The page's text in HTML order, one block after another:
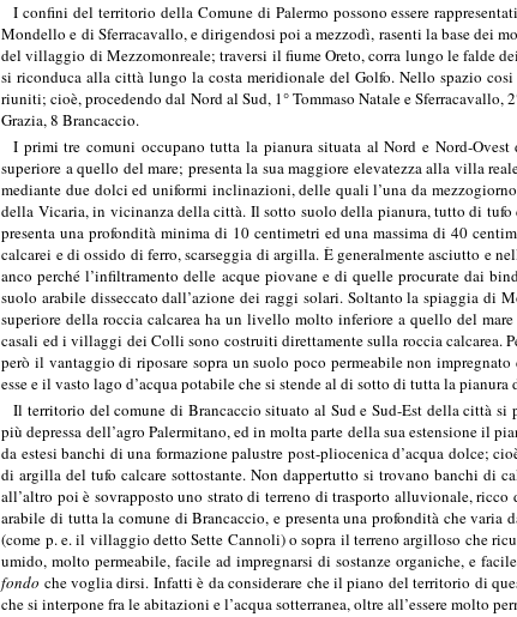
I confini del territorio della Comune di Palermo possono essere
Mondello e di Sferracavallo, e dirigendosi poi a mezzodì, rasenti la base dei
del villaggio di Mezzomonreale; traversi il fiume Oreto, corra lungo le falde
si riconduca alla città lungo la costa meridionale del Golfo. Nello spazio
riuniti; cioè, procedendo dal Nord al Sud, 1° Tommaso Natale e Sferracavallo,
Grazia, 8 Brancaccio.
I primi tre comuni occupano tutta la pianura situata al Nord e Nord-
superiore a quello del mare; presenta la sua maggiore elevatezza alla villa
mediante due dolci ed uniformi inclinazioni, delle quali l’una da
della Vicaria, in vicinanza della città. Il sotto suolo della pianura, tutto di
presenta una profondità minima di 10 centimetri ed una massima di 40
calcarei e di ossido di ferro, scarseggia di argilla. È generalmente asciutto e
anco perché l’infiltramento delle acque piovane e di quelle procurate dai
suolo arabile disseccato dall’azione dei raggi solari. Soltanto la spiaggia di
superiore della roccia calcarea ha un livello molto inferiore a quello del
casali ed i villaggi dei Colli sono costruiti direttamente sulla roccia calcarea.
però il vantaggio di riposare sopra un suolo poco permeabile non
esse e il vasto lago d’acqua potabile che si stende al di sotto di tutta la
Il territorio del comune di Brancaccio situato al Sud e Sud-Est della città
più depressa dell’agro Palermitano, ed in molta parte della sua estensione il
da estesi banchi di una formazione palustre post-pliocenica d’acqua dolce;
di argilla del tufo calcare sottostante. Non dappertutto si trovano banchi di
all’altro poi è sovrapposto uno strato di terreno di trasporto alluvionale,
arabile di tutta la comune di Brancaccio, e presenta una profondità che
(come p. e. il villaggio detto Sette Cannoli) o sopra il terreno argilloso che
umido, molto permeabile, facile ad impregnarsi di sostanze organiche, e
fondo che voglia dirsi. Infatti è da considerare che il piano del territorio di
che si interpone fra le abitazioni e l’acqua sotterranea, oltre all’essere molto